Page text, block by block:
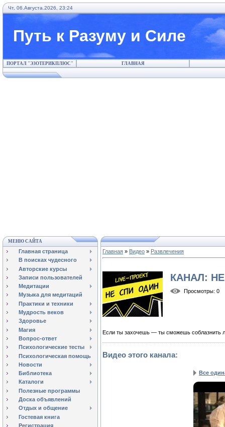
Чт, 06.Августа.2026, 23:24
Путь к Разуму и Силе
ПОРТАЛ "ЭЗОТЕРИКПЛЮС" ГЛАВНАЯ
МЕНЮ САЙТА
Главная страница
В поисках чудесного
Авторские курсы
Записи пользователей
Медитации
Музыка для медитаций
Практики и техники
Мудрость веков
Здоровье
Магия
Вопрос-ответ
Психологические тесты
Психологическая помощь
Новости
Библиотека
Каталоги
Полезные программы
Доска объявлений
Отдых и общение
Гостевая книга
Регистрация
Главная » Видео » Развлечения
КАНАЛ:
Просмотры: 0
Если ты захочешь — ты сможешь соблазнить
Видео этого канала:
Все